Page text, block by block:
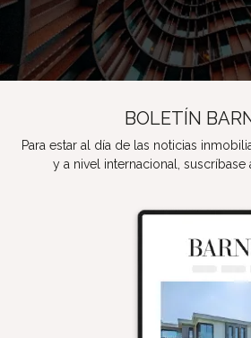
BOLETÍN
Para estar al día de las noticias
y a nivel internacional, suscríbase